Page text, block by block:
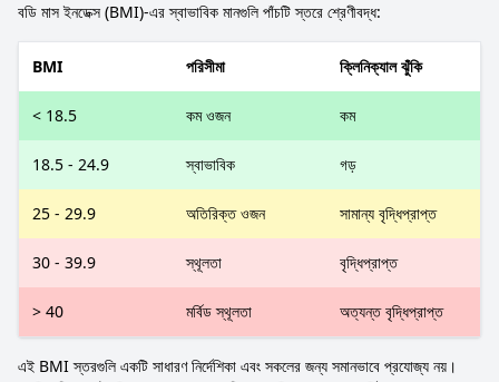
বডি মাস ইনডেক্স (BMI)-এর স্বাভাবিক মানগুলি পাঁচটি স্তরে শ্রেণীবদ্ধ:
BMI পরিসীমা ক্লিনিক্যাল ঝুঁকি
< 18.5 কম ওজন কম
18.5 - 24.9 স্বাভাবিক গড়
25 - 29.9 অতিরিক্ত ওজন সামান্য বৃদ্ধিপ্রাপ্ত
30 - 39.9 স্থূলতা বৃদ্ধিপ্রাপ্ত
> 40 মর্বিড স্থূলতা অত্যন্ত বৃদ্ধিপ্রাপ্ত
এই BMI স্তরগুলি একটি সাধারণ নির্দেশিকা এবং সকলের জন্য সমানভাবে প্রযোজ্য নয়।